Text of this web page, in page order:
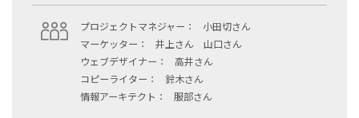
プロジェクトマネジャー：
小田切さん
マーケッター：
井上さん 山口さん
ウェブデザイナー：
高井さん
コピーライター：
鈴木さん
情報アーキテクト：
服部さん